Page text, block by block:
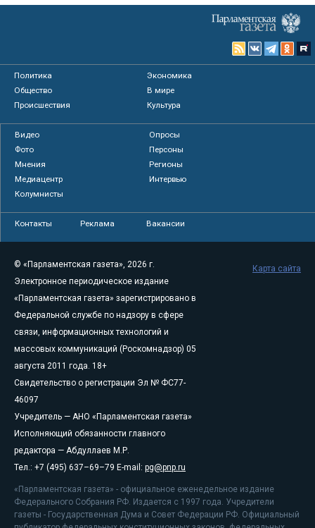
Политика
Экономика
Общество
В мире
Происшествия
Культура
Видео
Опросы
Фото
Персоны
Мнения
Регионы
Медиацентр
Интервью
Колумнисты
Контакты Реклама Вакансии
© «Парламентская газета», 2026 г.
Электронное периодическое издание
«Парламентская газета» зарегистрировано в
Федеральной службе по надзору в сфере
связи, информационных технологий и
массовых коммуникаций (Роскомнадзор) 05
августа 2011 года. 18+
Свидетельство о регистрации Эл № ФС77-
46097
Учредитель — АНО «Парламентская газета»
Исполняющий обязанности главного
редактора — Абдуллаев М.Р.
Тел.: +7 (495) 637–69–79 E-mail: pg@pnp.ru
«Парламентская газета» - официальное еженедельное издание
Федерального Собрания РФ. Издается с 1997 года. Учредители
газеты - Государственная Дума и Совет Федерации РФ. Официальный
Карта сайта